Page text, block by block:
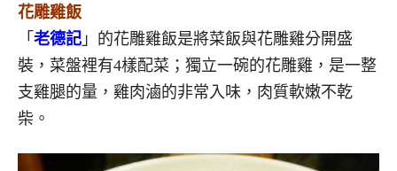
花雕雞飯
「 老德記 」的花雕雞飯是將菜飯與花雕雞分開盛
裝，菜盤裡有4樣配菜；獨立一碗的花雕雞，是一整
支雞腿的量，雞肉滷的非常入味，肉質軟嫩不乾
柴。